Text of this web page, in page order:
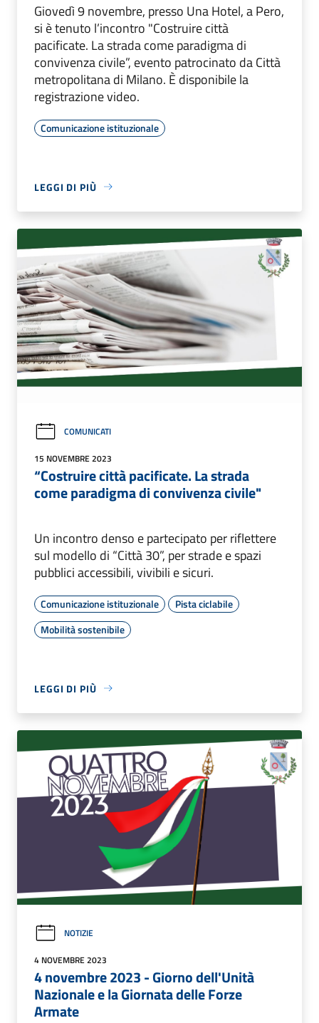
Giovedì 9 novembre, presso Una Hotel, a Pero,
si è tenuto l’incontro "Costruire città
pacificate. La strada come paradigma di
convivenza civile”, evento patrocinato da Città
metropolitana di Milano. È disponibile la
registrazione video.
Comunicazione istituzionale
LEGGI DI PIÙ
COMUNICATI
15 NOVEMBRE 2023
“Costruire città pacificate. La strada
come paradigma di convivenza civile"
Un incontro denso e partecipato per riflettere
sul modello di “Città 30”, per strade e spazi
pubblici accessibili, vivibili e sicuri.
Comunicazione istituzionale
Pista ciclabile
Mobilità sostenibile
LEGGI DI PIÙ
NOTIZIE
4 NOVEMBRE 2023
4 novembre 2023 - Giorno dell'Unità
Nazionale e la Giornata delle Forze
Armate